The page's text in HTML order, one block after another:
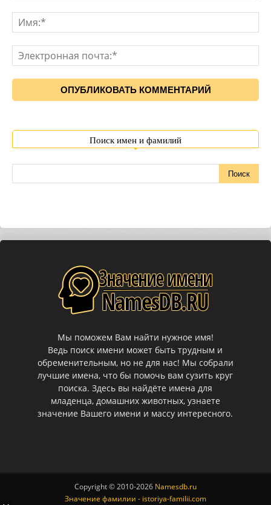
Поиск имен и фамилий
Мы поможем Вам найти нужное имя!
Ведь поиск имени может быть трудным и
обременительным, но не для нас! Мы собрали
лучшие имена, что бы помочь вам сузить круг
поиска. Здесь вы найдёте имена для
младенца, домашних животных, узнаете
значение Вашего имени и массу интересного.
Copyright © 2010-2026 Namesdb.ru
Значение фамилии - istoriya-familii.com